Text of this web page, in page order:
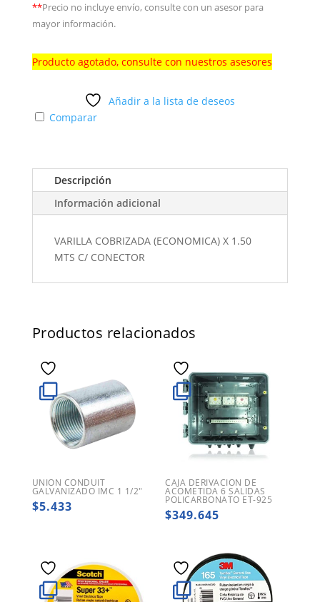
**Precio no incluye envío, consulte con un asesor para
mayor información.
Producto agotado, consulte con nuestros asesores
Añadir a la lista de deseos
Comparar
Descripción
Información adicional
VARILLA COBRIZADA (ECONOMICA) X 1.50
MTS C/ CONECTOR
Productos relacionados
UNION CONDUIT
GALVANIZADO IMC 1 1/2″
$5.433
CAJA DERIVACION DE
ACOMETIDA 6 SALIDAS
POLICARBONATO ET-925
$349.645